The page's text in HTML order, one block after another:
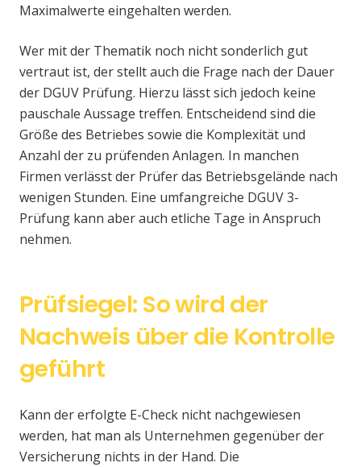
Maximalwerte eingehalten werden.
Wer mit der Thematik noch nicht sonderlich gut
vertraut ist, der stellt auch die Frage nach der Dauer
der DGUV Prüfung. Hierzu lässt sich jedoch keine
pauschale Aussage treffen. Entscheidend sind die
Größe des Betriebes sowie die Komplexität und
Anzahl der zu prüfenden Anlagen. In manchen
Firmen verlässt der Prüfer das Betriebsgelände nach
wenigen Stunden. Eine umfangreiche DGUV 3-
Prüfung kann aber auch etliche Tage in Anspruch
nehmen.
Prüfsiegel: So wird der
Nachweis über die Kontrolle
geführt
Kann der erfolgte E-Check nicht nachgewiesen
werden, hat man als Unternehmen gegenüber der
Versicherung nichts in der Hand. Die